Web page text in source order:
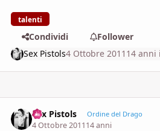
talenti
Condividi
Follower
Sex Pistols4 Ottobre 2011 14 anni
Sex Pistols Ordine del Drago
4 Ottobre 201114 anni